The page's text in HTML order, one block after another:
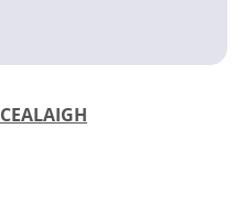
CEALAIGH